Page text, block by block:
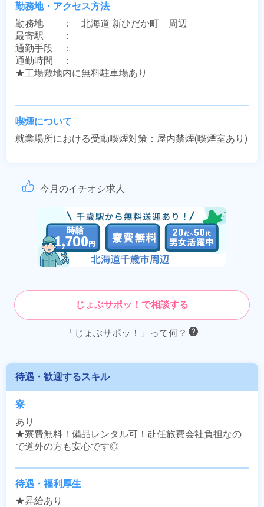
勤務地・アクセス方法
勤務地　　：　北海道 新ひだか町　周辺
最寄駅　　：
通勤手段　：
通勤時間　：
★工場敷地内に無料駐車場あり
喫煙について
就業場所における受動喫煙対策：屋内禁煙(喫煙室あり)
今月のイチオシ求人
じょぶサポッ！で相談する
「じょぶサポッ！」って何？
待遇・歓迎するスキル
寮
あり
★寮費無料！備品レンタル可！赴任旅費会社負担なの
で道外の方も安心です◎
待遇・福利厚生
★昇給あり